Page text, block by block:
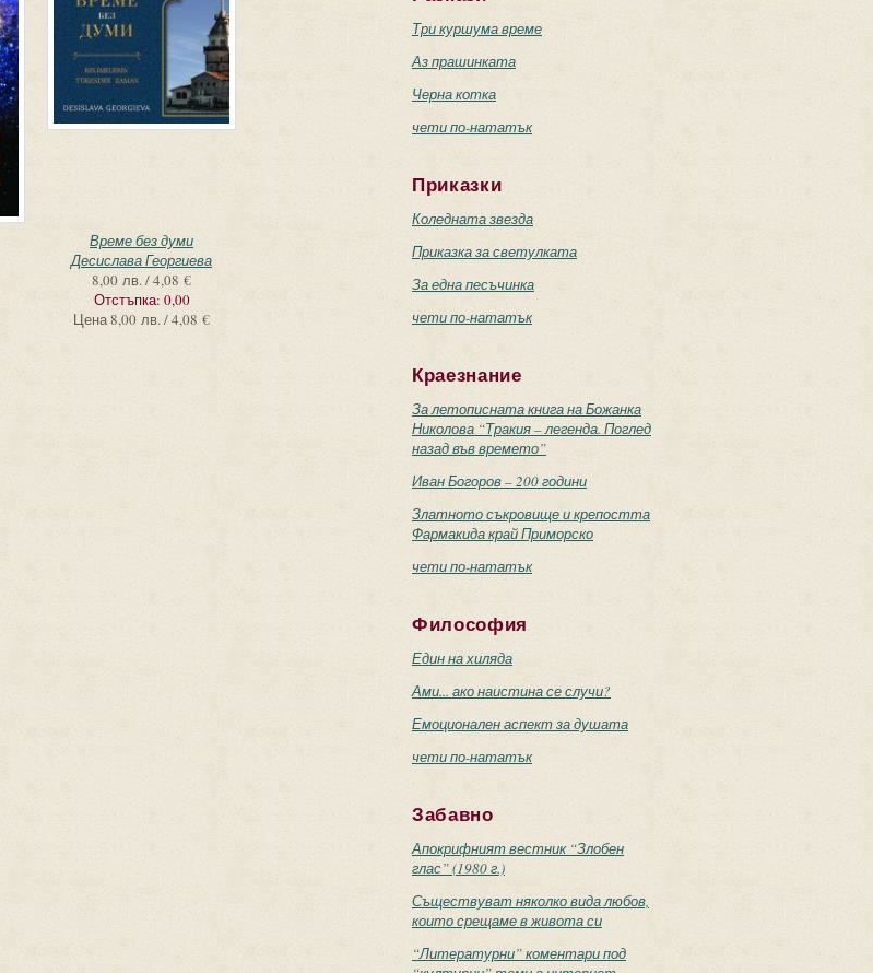
Време без думи
Десислава Георгиева
8,00 лв. / 4,08 €
Отстъпка: 0,00
Цена8,00 лв. / 4,08 €
Три куршума време
Аз прашинката
Черна котка
чети по-нататък
Приказки
Коледната звезда
Приказка за светулката
За една песъчинка
чети по-нататък
Краезнание
За летописната книга на Божанка
Николова “Тракия – легенда. Поглед
назад във времето”
Иван Богоров – 200 години
Златното съкровище и крепостта
Фармакида край Приморско
чети по-нататък
Философия
Един на хиляда
Ами... ако наистина се случи?
Емоционален аспект за душата
чети по-нататък
Забавно
Апокрифният вестник “Злобен
глас” (1980 г.)
Съществуват няколко вида любов,
които срещаме в живота си
“Литературни” коментари под